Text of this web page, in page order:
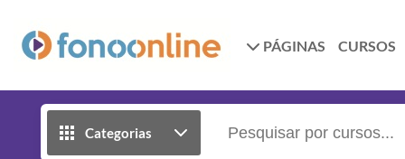
PÁGINAS CURSOS
Categorias